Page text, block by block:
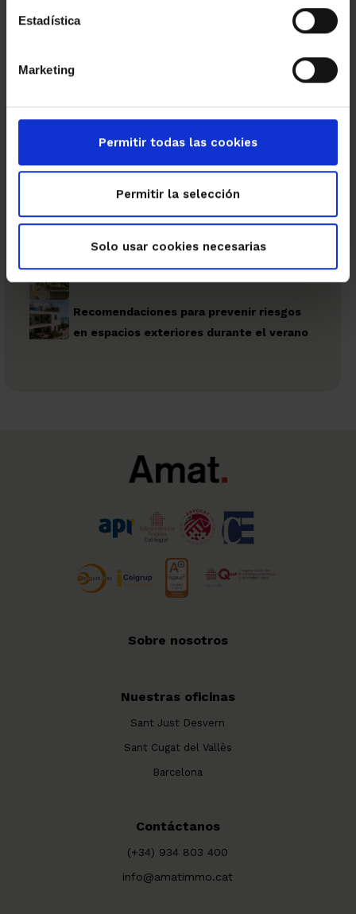
Estadística
Marketing
Permitir todas las cookies
Permitir la selección
Solo usar cookies necesarias
El mundo Amat
Obras nuevas
Recomendaciones para prevenir riesgos
en espacios exteriores durante el verano
Sobre nosotros
Nuestras oficinas
Sant Just Desvern
Sant Cugat del Vallès
Barcelona
Contáctanos
(+34) 934 803 400
info@amatimmo.cat